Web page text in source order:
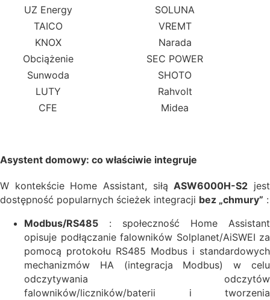
UZ Energy
SOLUNA
TAICO
VREMT
KNOX
Narada
Obciążenie
SEC POWER
Sunwoda
SHOTO
LUTY
Rahvolt
CFE
Midea
Asystent domowy: co właściwie integruje
W kontekście Home Assistant, siłąASW6000H-S2 jest
dostępność popularnych ścieżek integracji bez „chmury” :
Modbus/RS485 : społeczność Home Assistant
opisuje podłączanie falowników Solplanet/AiSWEI za
pomocą protokołu RS485 Modbus i standardowych
mechanizmów HA (integracja Modbus) w celu
odczytywania odczytów
falowników/liczników/baterii i tworzenia